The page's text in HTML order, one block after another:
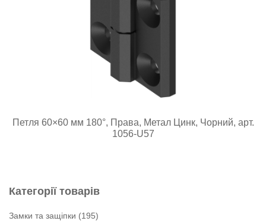
Петля 60×60 мм 180°, Права, Метал Цинк, Чорний, арт.
1056-U57
Категорії товарів
Замки та защіпки (195)